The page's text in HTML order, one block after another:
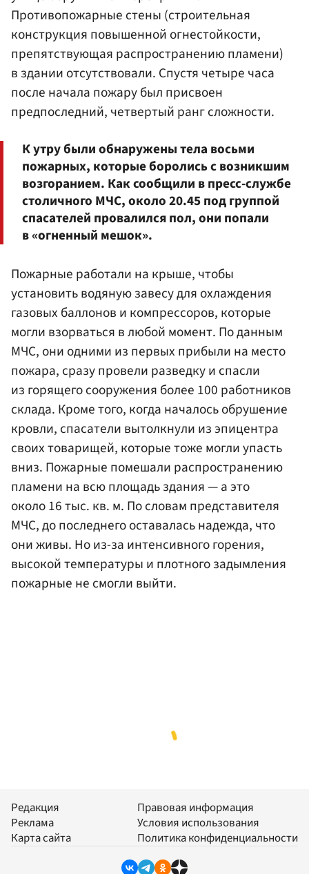
Противопожарные стены (строительная
конструкция повышенной огнестойкости,
препятствующая распространению пламени)
в здании отсутствовали. Спустя четыре часа
после начала пожару был присвоен
предпоследний, четвертый ранг сложности.
К утру были обнаружены тела восьми
пожарных, которые боролись с возникшим
возгоранием. Как сообщили в пресс-службе
столичного МЧС, около 20.45 под группой
спасателей провалился пол, они попали
в «огненный мешок».
Пожарные работали на крыше, чтобы
установить водяную завесу для охлаждения
газовых баллонов и компрессоров, которые
могли взорваться в любой момент. По данным
МЧС, они одними из первых прибыли на место
пожара, сразу провели разведку и спасли
из горящего сооружения более 100 работников
склада. Кроме того, когда началось обрушение
кровли, спасатели вытолкнули из эпицентра
своих товарищей, которые тоже могли упасть
вниз. Пожарные помешали распространению
пламени на всю площадь здания — а это
около 16 тыс. кв. м. По словам представителя
МЧС, до последнего оставалась надежда, что
они живы. Но из-за интенсивного горения,
высокой температуры и плотного задымления
пожарные не смогли выйти.
Редакция
Реклама
Карта сайта
Правовая информация
Условия использования
Политика конфиденциальности